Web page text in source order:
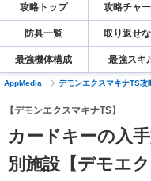
攻略トップ 攻略チャ
防具一覧 取り返せ
最強機体構成 最強スキ
AppMedia デモンエクスマキナTS
【デモンエクスマキナTS】
カードキーの入
別施設【デモエ